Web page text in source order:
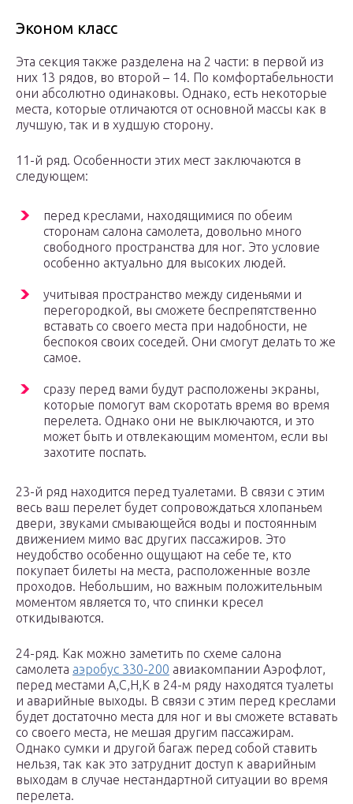
Эконом класс
Эта секция также разделена на 2 части: в первой из
них 13 рядов, во второй – 14. По комфортабельности
они абсолютно одинаковы. Однако, есть некоторые
места, которые отличаются от основной массы как в
лучшую, так и в худшую сторону.
11-й ряд. Особенности этих мест заключаются в
следующем:
перед креслами, находящимися по обеим
сторонам салона самолета, довольно много
свободного пространства для ног. Это условие
особенно актуально для высоких людей.
учитывая пространство между сиденьями и
перегородкой, вы сможете беспрепятственно
вставать со своего места при надобности, не
беспокоя своих соседей. Они смогут делать то же
самое.
сразу перед вами будут расположены экраны,
которые помогут вам скоротать время во время
перелета. Однако они не выключаются, и это
может быть и отвлекающим моментом, если вы
захотите поспать.
23-й ряд находится перед туалетами. В связи с этим
весь ваш перелет будет сопровождаться хлопаньем
двери, звуками смывающейся воды и постоянным
движением мимо вас других пассажиров. Это
неудобство особенно ощущают на себе те, кто
покупает билеты на места, расположенные возле
проходов. Небольшим, но важным положительным
моментом является то, что спинки кресел
откидываются.
24-ряд. Как можно заметить по схеме салона
самолета аэробус 330-200 авиакомпании Аэрофлот,
перед местами A,C,H,K в 24-м ряду находятся туалеты
и аварийные выходы. В связи с этим перед креслами
будет достаточно места для ног и вы сможете вставать
со своего места, не мешая другим пассажирам.
Однако сумки и другой багаж перед собой ставить
нельзя, так как это затруднит доступ к аварийным
выходам в случае нестандартной ситуации во время
перелета.